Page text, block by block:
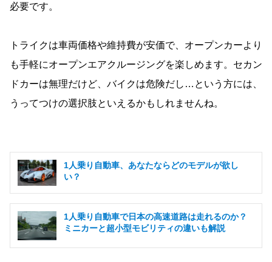
必要です。
トライクは車両価格や維持費が安価で、オープンカーより
も手軽にオープンエアクルージングを楽しめます。セカン
ドカーは無理だけど、バイクは危険だし…という方には、
うってつけの選択肢といえるかもしれませんね。
1人乗り自動車、あなたならどのモデルが欲し
い？
1人乗り自動車で日本の高速道路は走れるのか？
ミニカーと超小型モビリティの違いも解説